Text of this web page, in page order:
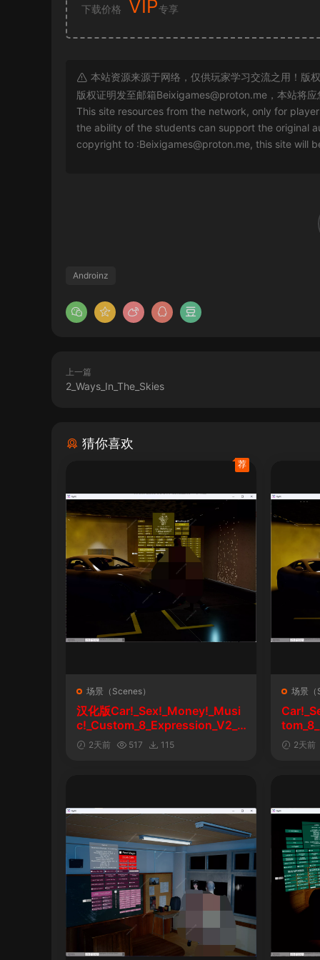
下载价格 VIP专享
本站资源来源于网络，仅供玩家学习交流之用！版
版权证明发至邮箱Beixigames@proton.me ，本站将
This site resources from the network, only for
the ability of the students can support the original
copyright to :Beixigames@proton.me, this site will
Androinz
上一篇
2_Ways_In_The_Skies
猜你喜欢
场景（Scenes）
汉化版Car!_Sex!_Money!_Musi
c!_Custom_8_Expression_V2_1
&车！性！钱！音乐！自定义表情
2天前 517 115
荐
场景（
2天前